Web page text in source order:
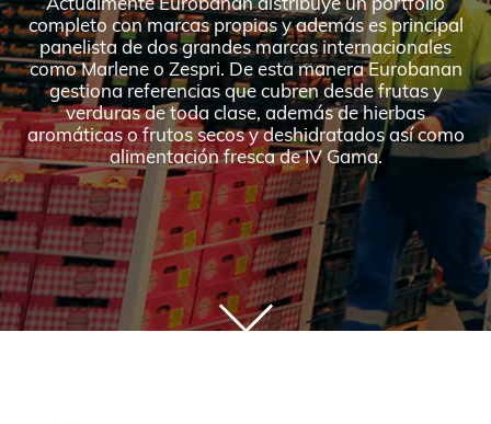
Actualmente Eurobanan distribuye un portfolio
completo con marcas propias y además es principal
panelista de dos grandes marcas internacionales
como Marlene o Zespri. De esta manera Eurobanan
gestiona referencias que cubren desde frutas y
verduras de toda clase, además de hierbas
aromáticas o frutos secos y deshidratados así como
alimentación fresca de IV Gama.